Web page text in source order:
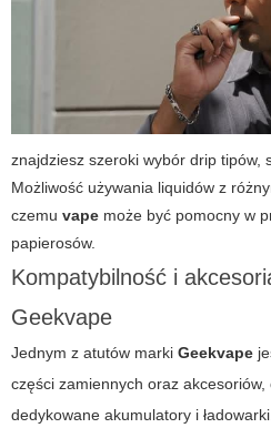
znajdziesz szeroki wybór drip tipów,
Możliwość używania liquidów z
czemu vape może być pomocny w
papierosów.
Kompatybilność i
Geekvape
Jednym z atutów marki Geekvape
części zamiennych oraz
dedykowane akumulatory i